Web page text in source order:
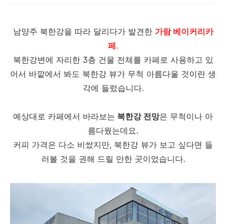
남양주 북한강을 따라 달리다가 발견한 가람 베이커리카
페.
북한강변에 자리한 3층 건물 전체를 카페로 사용하고 있
어서 바깥에서 봐도 북한강 뷰가 무척 아름다울 것이란 생
각에 들렀습니다.
예상대로 카페에서 바라보는 북한강 전망은 무척이나 아
름다웠는데요.
커피 가격은 다소 비쌌지만, 북한강 뷰가 보고 싶다면 들
러볼 것을 권해 드릴 만한 곳이었습니다.